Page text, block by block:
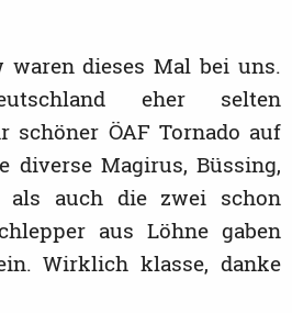
dieses Mal bei uns.
eher selten
schöner ÖAF Tornado auf
diverse Magirus, Büssing,
als auch die zwei schon
aus Löhne gaben
Wirklich klasse, danke